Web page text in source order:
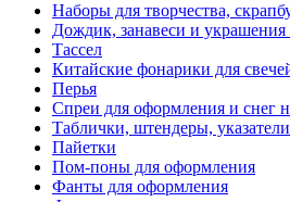
Наборы для творчества,
Дождик, занавеси и украшения
Тассел
Китайские фонарики для
Перья
Спреи для оформления и снег
Таблички, штендеры, указатели
Пайетки
Пом-поны для оформления
Фанты для оформления